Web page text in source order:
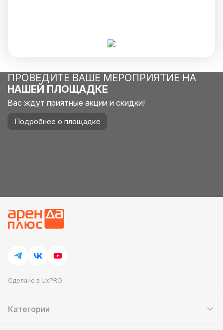
ПРОВЕДИТЕ ВАШЕ МЕРОПРИЯТИЕ НА
НАШЕЙ ПЛОЩАДКЕ
Вас ждут приятные акции и скидки!
Подробнее о площадке
Сделано в UxPRO
Категории